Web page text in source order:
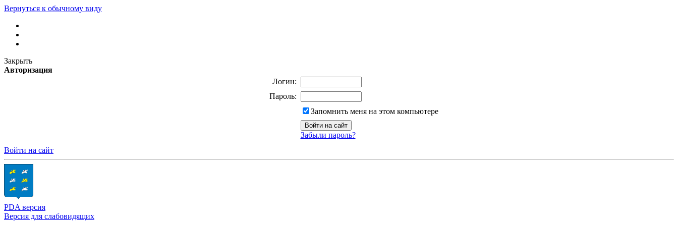
Вернуться к обычному виду
Закрыть
Авторизация
Логин:
Пароль:
Запомнить меня на этом компьютере
Забыли пароль?
Войти на сайт
PDA версия
Версия для слабовидящих